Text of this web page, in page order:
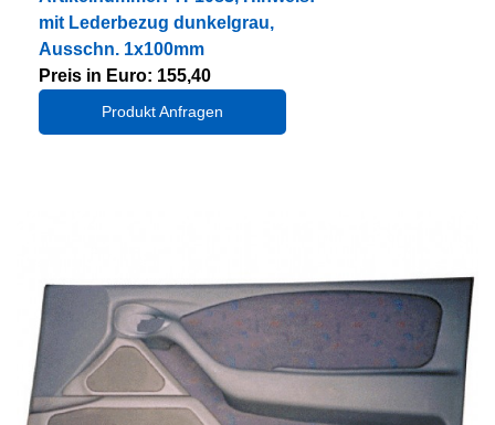
mit Lederbezug dunkelgrau,
Ausschn. 1x100mm
Preis in Euro: 155,40
Produkt Anfragen